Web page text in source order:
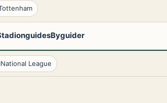
Byguider
National League